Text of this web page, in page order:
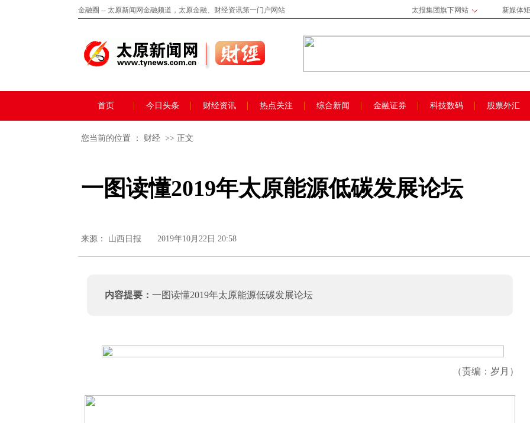
金融圈 -- 太原新闻网金融频道，太原金融、财经资讯第一门户网站 太报集团旗下网站 新媒体
首页 今日头条 财经资讯 热点关注 综合新闻 金融证券 科技数码 股票外汇
您当前的位置 ： 财经 >> 正文
一图读懂2019年太原能源低碳发展论坛
来源： 山西日报 2019年10月22日 20:58
内容提要： 一图读懂2019年太原能源低碳发展论坛
（责编：岁月）